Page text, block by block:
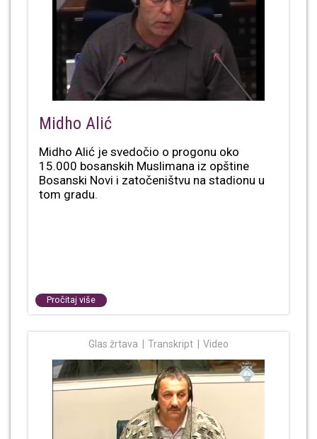
Midho Alić
Midho Alić je svedočio o progonu oko
15.000 bosanskih Muslimana iz opštine
Bosanski Novi i zatočeništvu na stadionu u
tom gradu.
Pročitaj više
Glas žrtava Transkript Video